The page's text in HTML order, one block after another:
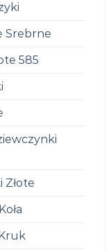
Srebrne
585
Złote